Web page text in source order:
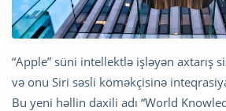
“Apple” süni intellektlə işləyən axtarış
və onu Siri səsli köməkçisinə
Bu yeni həllin daxili adı “World